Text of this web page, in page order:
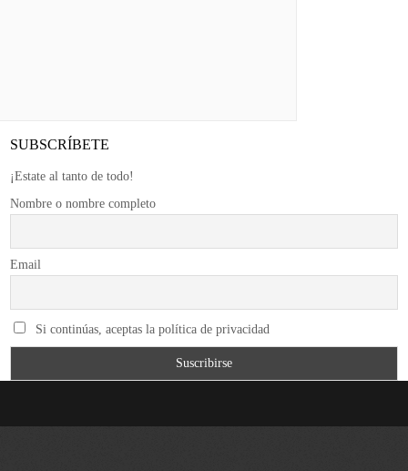
SUBSCRÍBETE
¡Estate al tanto de todo!
Nombre o nombre completo
Email
Si continúas, aceptas la política de privacidad